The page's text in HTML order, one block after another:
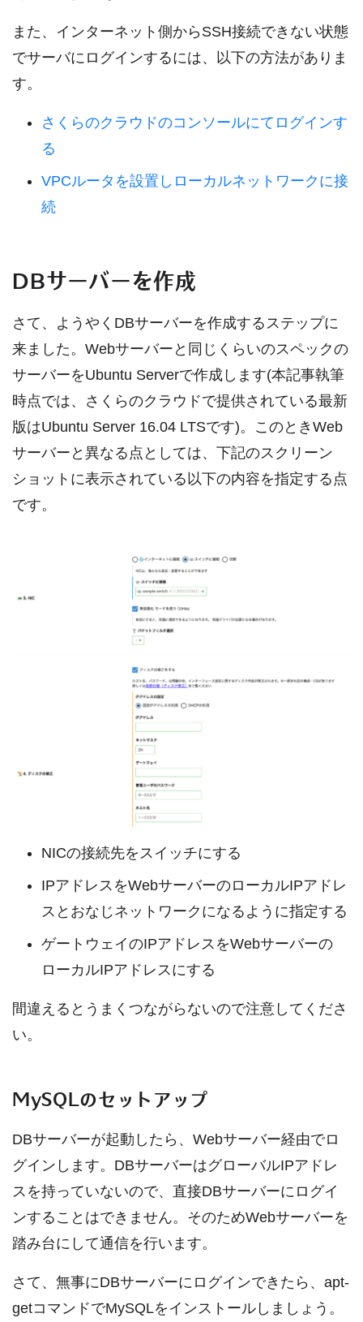
また、インターネット側からSSH接続できない状態
でサーバにログインするには、以下の方法がありま
す。
さくらのクラウドのコンソールにてログインす
る
VPCルータを設置しローカルネットワークに接
続
DBサーバーを作成
さて、ようやくDBサーバーを作成するステップに
来ました。Webサーバーと同じくらいのスペックの
サーバーをUbuntu Serverで作成します(本記事執筆
時点では、さくらのクラウドで提供されている最新
版はUbuntu Server 16.04 LTSです)。このときWeb
サーバーと異なる点としては、下記のスクリーン
ショットに表示されている以下の内容を指定する点
です。
NICの接続先をスイッチにする
IPアドレスをWebサーバーのローカルIPアドレ
スとおなじネットワークになるように指定する
ゲートウェイのIPアドレスをWebサーバーの
ローカルIPアドレスにする
間違えるとうまくつながらないので注意してくださ
い。
MySQLのセットアップ
DBサーバーが起動したら、Webサーバー経由でロ
グインします。DBサーバーはグローバルIPアドレ
スを持っていないので、直接DBサーバーにログイ
ンすることはできません。そのためWebサーバーを
踏み台にして通信を行います。
さて、無事にDBサーバーにログインできたら、apt-
getコマンドでMySQLをインストールしましょう。